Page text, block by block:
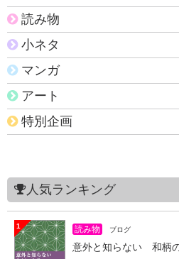
読み物
小ネタ
マンガ
アート
特別企画
人気ランキング
1 読み物 ブログ
意外と知らない 和柄